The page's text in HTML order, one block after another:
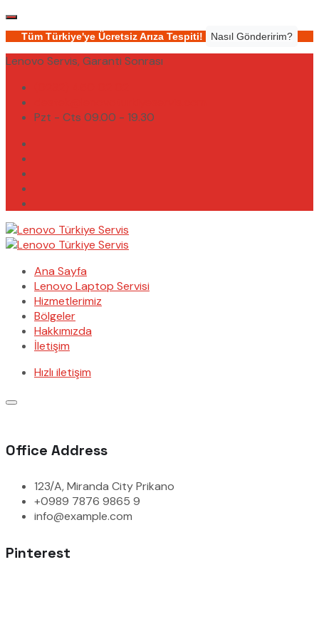
Tüm Türkiye'ye Ücretsiz Arıza Tespiti! Nasıl Gönderirim?
Lenovo Servis, Garanti Sonrası
Pzt - Cts 09.00 - 19.30
Ana Sayfa
Lenovo Laptop Servisi
Hizmetlerimiz
Bölgeler
Hakkımızda
İletişim
Hızlı iletişim
Office Address
123/A, Miranda City Prikano
+0989 7876 9865 9
info@example.com
Pinterest